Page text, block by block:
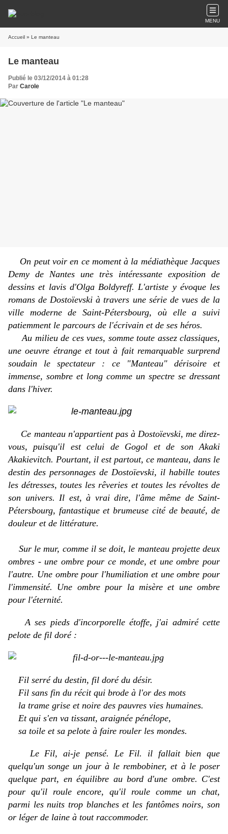
MENU
Accueil » Le manteau
Le manteau
Publié le 03/12/2014 à 01:28
Par Carole
On peut voir en ce moment à la médiathèque Jacques
Demy de Nantes une très intéressante exposition de
dessins et lavis d'Olga Boldyreff. L'artiste y évoque les
romans de Dostoïevski à travers une série de vues de la
ville moderne de Saint-Pétersbourg, où elle a suivi
patiemment le parcours de l'écrivain et de ses héros.
Au milieu de ces vues, somme toute assez classiques,
une oeuvre étrange et tout à fait remarquable surprend
soudain le spectateur : ce "Manteau" dérisoire et
immense, sombre et long comme un spectre se dressant
dans l'hiver.
Ce manteau n'appartient pas à Dostoïevski, me direz-
vous, puisqu'il est celui de Gogol et de sonAkaki
Akakievitch. Pourtant, il est partout, ce manteau, dans le
destin des personnages de Dostoïevski, il habille toutes
les détresses, toutes les rêveries et toutes les révoltes de
son univers. Il est, à vrai dire, l'âme même de Saint-
Pétersbourg, fantastique et brumeuse cité de beauté, de
douleur et de littérature.
Sur le mur, comme il se doit, le manteau projette deux
ombres - une ombre pour ce monde, et une ombre pour
l'autre. Une ombre pour l'humiliation et une ombre pour
l'immensité. Une ombre pour la misère et une ombre
pour l'éternité.
A ses pieds d'incorporelle étoffe, j'ai admiré cette
pelote de fil doré :
Fil serré du destin, fil doré du désir.
Fil sans fin du récit qui brode à l'or des mots
la trame grise et noire des pauvres vies humaines.
Et qui s'en va tissant, araignée pénélope,
sa toile et sa pelote à faire rouler les mondes.
Le Fil, ai-je pensé. Le Fil. il fallait bien que
quelqu'un songe un jour à le rembobiner, et à le poser
quelque part, en équilibre au bord d'une ombre. C'est
pour qu'il roule encore, qu'il roule comme un chat,
parmi les nuits trop blanches et les fantômes noirs, son
or léger de laine à tout raccommoder.